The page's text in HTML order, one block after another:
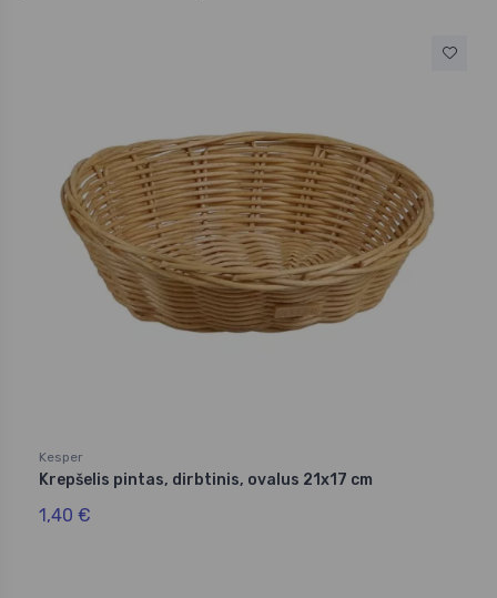
Kesper
Krepšelis pintas, dirbtinis, ovalus 21x17 cm
1,40 €